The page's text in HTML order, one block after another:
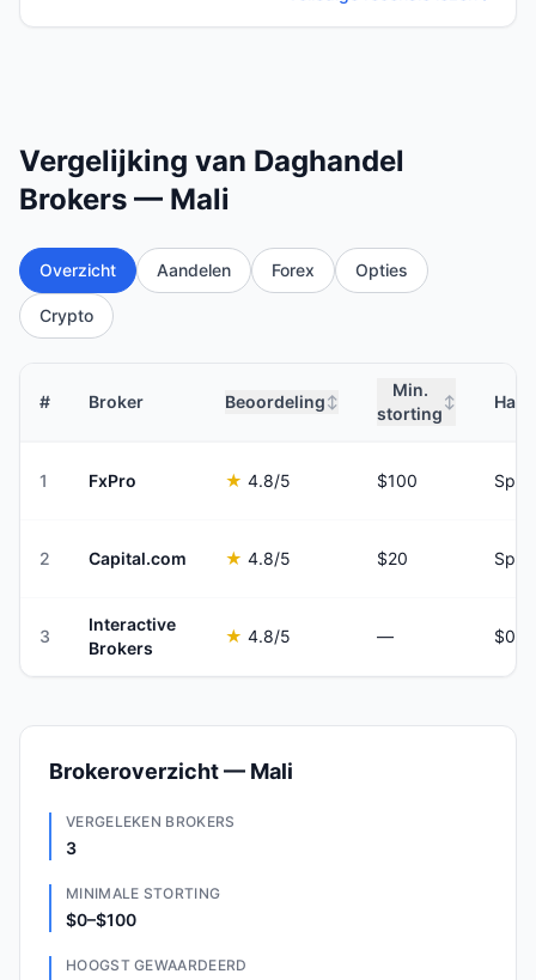
Vergelijking van Daghandel
Brokers — Mali
Overzicht Aandelen Forex Opties
Crypto
# Broker Beoordeling ↕
Min.
storting
↕
1 FxPro ★ 4.8/5 $100
2 Capital.com ★ 4.8/5 $20
3
Interactive
Brokers
★ 4.8/5 —
Brokeroverzicht — Mali
VERGELEKEN BROKERS
3
MINIMALE STORTING
$0–$100
HOOGST GEWAARDEERD